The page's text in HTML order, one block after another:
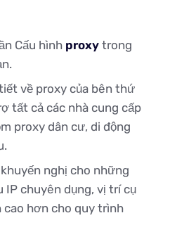
Cấu hình proxy trong
về proxy của bên thứ
tất cả các nhà cung cấp
proxy dân cư, di động
nghị cho những
IP chuyên dụng, vị trí cụ
cao hơn cho quy trình